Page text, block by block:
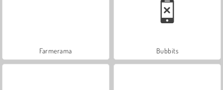
Farmerama Bubbits